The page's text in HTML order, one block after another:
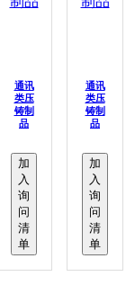
通讯
类压
铸制
品
加
入
询
问
清
单
通讯
类压
铸制
品
加
入
询
问
清
单